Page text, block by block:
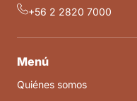
+56 2 2820 7000
Menú
Quiénes somos